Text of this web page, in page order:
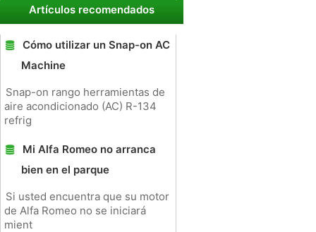
Artículos recomendados
Cómo utilizar un Snap-on AC
Machine
Snap-on rango herramientas de
aire acondicionado (AC) R-134
refrig
Mi Alfa Romeo no arranca
bien en el parque
Si usted encuentra que su motor
de Alfa Romeo no se iniciará
mient